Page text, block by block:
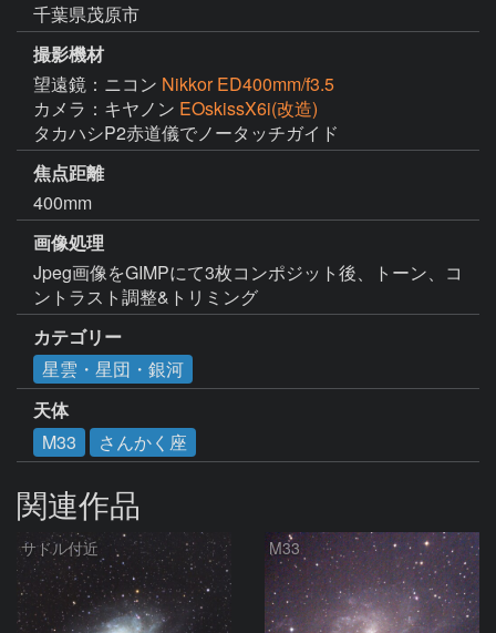
千葉県茂原市
撮影機材
望遠鏡：ニコン Nikkor ED400mm/f3.5
カメラ：キヤノン EOskissX6i(改造)
タカハシP2赤道儀でノータッチガイド
焦点距離
400mm
画像処理
Jpeg画像をGIMPにて3枚コンポジット後、トーン、コ
ントラスト調整&トリミング
カテゴリー
星雲・星団・銀河
天体
M33
さんかく座
関連作品
サドル付近 M33